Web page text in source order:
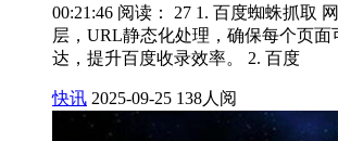
00:21:46 阅读： 27 1. 百度蜘蛛抓取
层，URL静态化处理，确保每个页面
达，提升百度收录效率。 2. 百度
快讯 2025-09-25 138人阅